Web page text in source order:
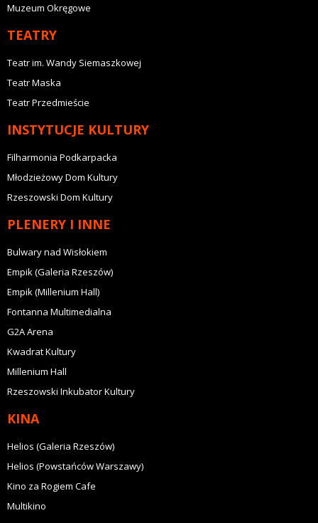
Muzeum Okręgowe
TEATRY
Teatr im. Wandy Siemaszkowej
Teatr Maska
Teatr Przedmieście
INSTYTUCJE KULTURY
Filharmonia Podkarpacka
Młodzieżowy Dom Kultury
Rzeszowski Dom Kultury
PLENERY I INNE
Bulwary nad Wisłokiem
Empik (Galeria Rzeszów)
Empik (Millenium Hall)
Fontanna Multimedialna
G2A Arena
Kwadrat Kultury
Millenium Hall
Rzeszowski Inkubator Kultury
KINA
Helios (Galeria Rzeszów)
Helios (Powstańców Warszawy)
Kino za Rogiem Cafe
Multikino